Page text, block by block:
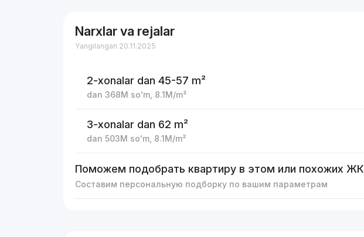
Narxlar va rejalar
Yangilangan 20.11.2025
2-xonalar dan 45-57 m²
dan368M soʻm 8.1M/m²
3-xonalar dan 62 m²
dan503M soʻm 8.1M/m²
Поможем подобрать квартиру в этом или похожих ЖК
Составим персональную подборку по вашим параметрам